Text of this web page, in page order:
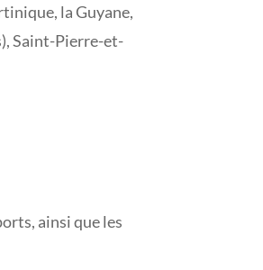
la Guyane,
Saint-Pierre-et-
ainsi que les